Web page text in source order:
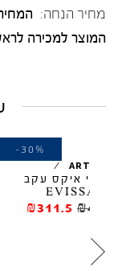
מחיר הנחה:
המוצר למכירה